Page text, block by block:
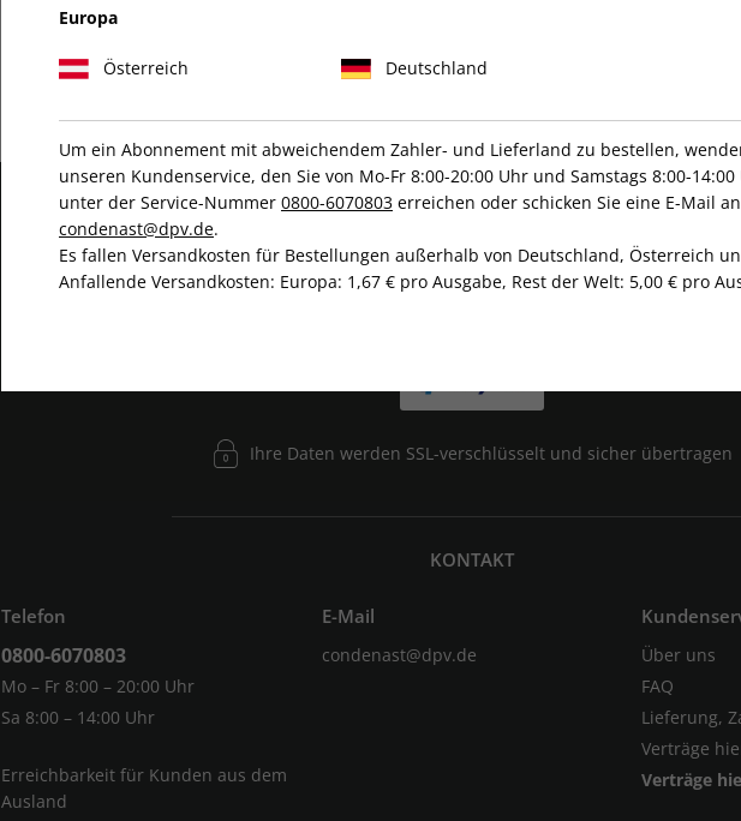
Ihre Daten werden SSL-verschlüsselt und sicher übertragen
KONTAKT
Telefon
0800-6070803
Mo – Fr 8:00 – 20:00 Uhr
Sa 8:00 – 14:00 Uhr
Erreichbarkeit für Kunden aus dem
Ausland
E-Mail
condenast@dpv.de
Über uns
FAQ
Lieferung,
Verträge
Verträge
Europa
Österreich Deutschland
Um ein Abonnement mit abweichendem Zahler- und Lieferland zu bestellen,
unseren Kundenservice, den Sie von Mo-Fr 8:00-20:00 Uhr und Samstags 8:00-
unter der Service-Nummer 0800-6070803 erreichen oder schicken Sie eine E-Mail an
condenast@dpv.de.
Es fallen Versandkosten für Bestellungen außerhalb von Deutschland, Österreich
Anfallende Versandkosten: Europa: 1,67 € pro Ausgabe, Rest der Welt: 5,00 € pro